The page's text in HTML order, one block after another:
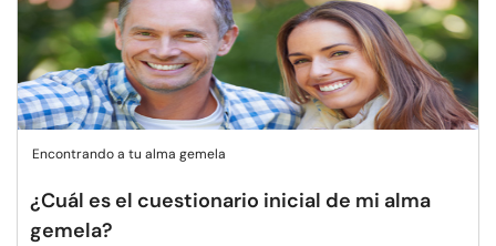
Encontrando a tu alma gemela
¿Cuál es el cuestionario inicial de mi alma
gemela?